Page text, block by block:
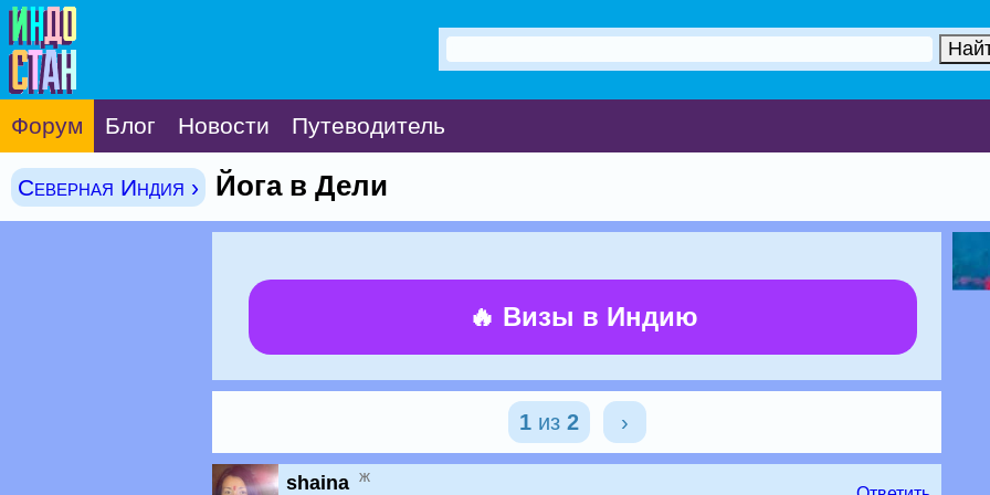
Форум Блог Новости Путеводитель
Северная Индия › Йога в Дели
🔥 Визы в Индию
1из 2 ›
shaina ж